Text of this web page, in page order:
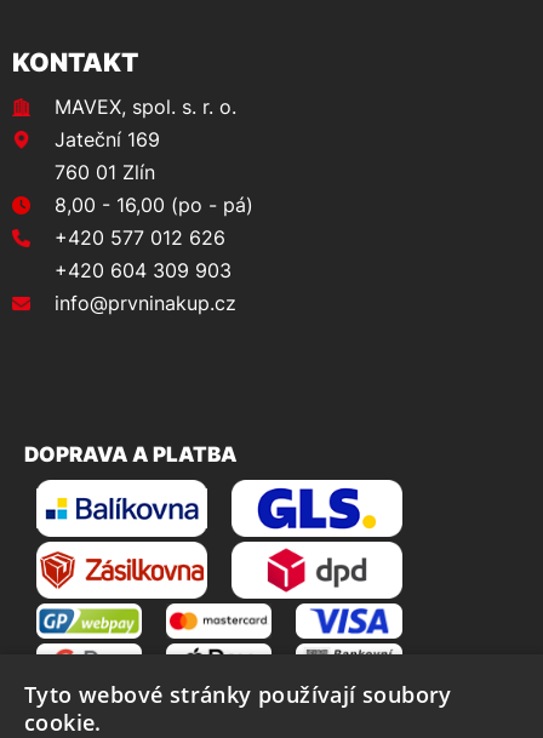
KONTAKT
MAVEX, spol. s. r. o.
Jateční 169
760 01 Zlín
8,00 - 16,00 (po - pá)
+420 577 012 626
+420 604 309 903
info@prvninakup.cz
DOPRAVA A PLATBA
Tyto webové stránky používají soubory
cookie.